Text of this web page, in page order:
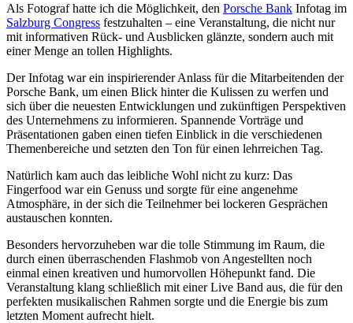
Als Fotograf hatte ich die Möglichkeit, den Porsche Bank Infotag im
Salzburg Congress festzuhalten – eine Veranstaltung, die nicht nur
mit informativen Rück- und Ausblicken glänzte, sondern auch mit
einer Menge an tollen Highlights.
Der Infotag war ein inspirierender Anlass für die Mitarbeitenden der
Porsche Bank, um einen Blick hinter die Kulissen zu werfen und
sich über die neuesten Entwicklungen und zukünftigen Perspektiven
des Unternehmens zu informieren. Spannende Vorträge und
Präsentationen gaben einen tiefen Einblick in die verschiedenen
Themenbereiche und setzten den Ton für einen lehrreichen Tag.
Natürlich kam auch das leibliche Wohl nicht zu kurz: Das
Fingerfood war ein Genuss und sorgte für eine angenehme
Atmosphäre, in der sich die Teilnehmer bei lockeren Gesprächen
austauschen konnten.
Besonders hervorzuheben war die tolle Stimmung im Raum, die
durch einen überraschenden Flashmob von Angestellten noch
einmal einen kreativen und humorvollen Höhepunkt fand. Die
Veranstaltung klang schließlich mit einer Live Band aus, die für den
perfekten musikalischen Rahmen sorgte und die Energie bis zum
letzten Moment aufrecht hielt.